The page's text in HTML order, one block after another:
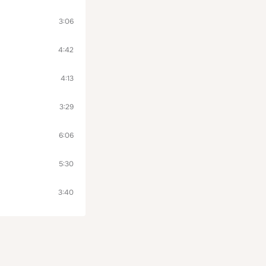
3:06
4:42
4:13
3:29
6:06
5:30
3:40